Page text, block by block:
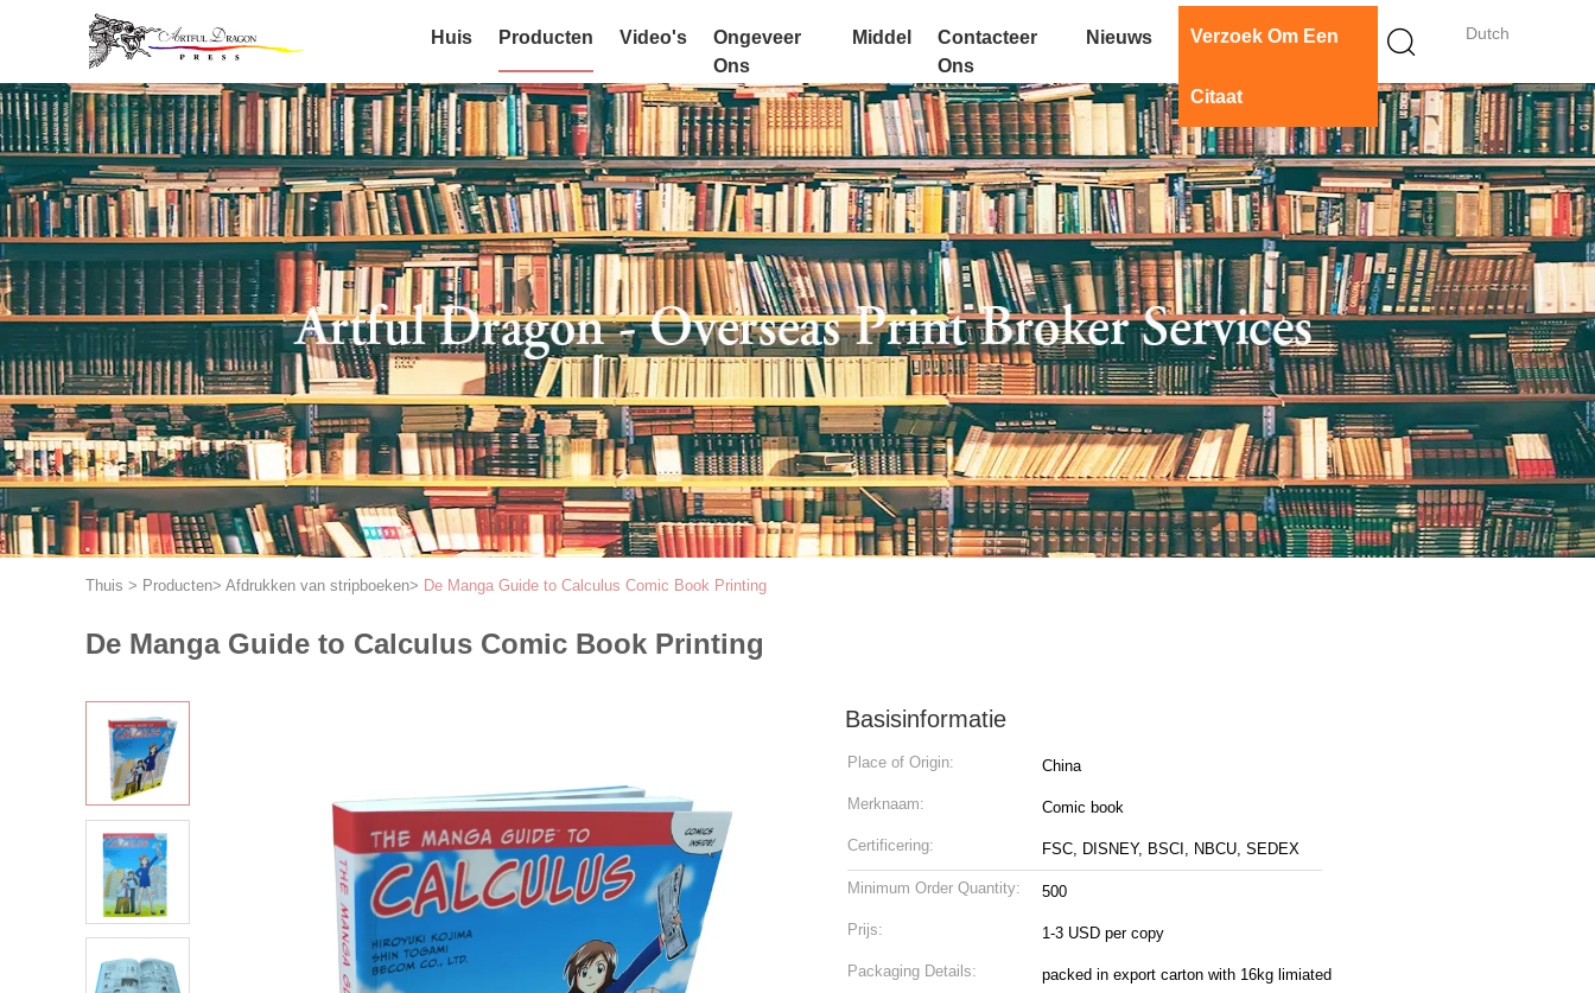
Dutch
Huis Producten Video's
Ongeveer
Ons
Middel
Contacteer
Ons
Nieuws Verzoek Om Een
Citaat
Thuis > Producten> Afdrukken van stripboeken> De Manga Guide to Calculus Comic Book Printing
De Manga Guide to Calculus Comic Book Printing
Basisinformatie
Place of Origin: China
Merknaam: Comic book
Certificering: FSC, DISNEY, BSCI, NBCU, SEDEX
Minimum Order Quantity: 500
Prijs: 1-3 USD per copy
Packaging Details: packed in export carton with 16kg limiated